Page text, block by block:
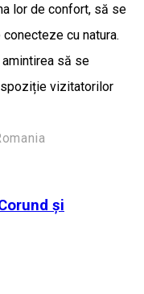
lor de confort, să se
cu natura.
să se
vizitatorilor
și